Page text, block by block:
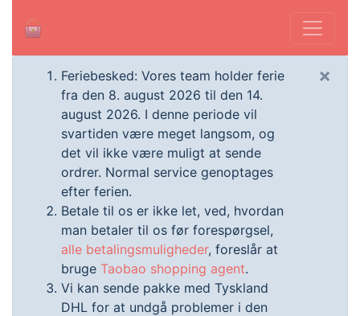
Feriebesked: Vores team holder ferie
fra den 8. august 2026 til den 14.
august 2026. I denne periode vil
svartiden være meget langsom, og
det vil ikke være muligt at sende
ordrer. Normal service genoptages
efter ferien.
Betale til os er ikke let, ved, hvordan
man betaler til os før forespørgsel,
alle betalingsmuligheder, foreslår at
bruge Taobao shopping agent.
Vi kan sende pakke med Tyskland
DHL for at undgå problemer i den
×